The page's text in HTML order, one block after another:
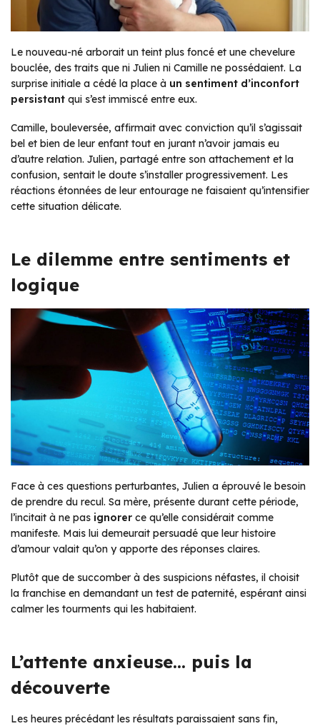
Le nouveau-né arborait un teint plus foncé et une chevelure
bouclée, des traits que ni Julien ni Camille ne possédaient. La
surprise initiale a cédé la place à un sentiment d’inconfort
persistant qui s’est immiscé entre eux.
Camille, bouleversée, affirmait avec conviction qu’il s’agissait
bel et bien de leur enfant tout en jurant n’avoir jamais eu
d’autre relation. Julien, partagé entre son attachement et la
confusion, sentait le doute s’installer progressivement. Les
réactions étonnées de leur entourage ne faisaient qu’intensifier
cette situation délicate.
Le dilemme entre sentiments et
logique
Face à ces questions perturbantes, Julien a éprouvé le besoin
de prendre du recul. Sa mère, présente durant cette période,
l’incitait à ne pas ignorer ce qu’elle considérait comme
manifeste. Mais lui demeurait persuadé que leur histoire
d’amour valait qu’on y apporte des réponses claires.
Plutôt que de succomber à des suspicions néfastes, il choisit
la franchise en demandant un test de paternité, espérant ainsi
calmer les tourments qui les habitaient.
L’attente anxieuse… puis la
découverte
Les heures précédant les résultats paraissaient sans fin,